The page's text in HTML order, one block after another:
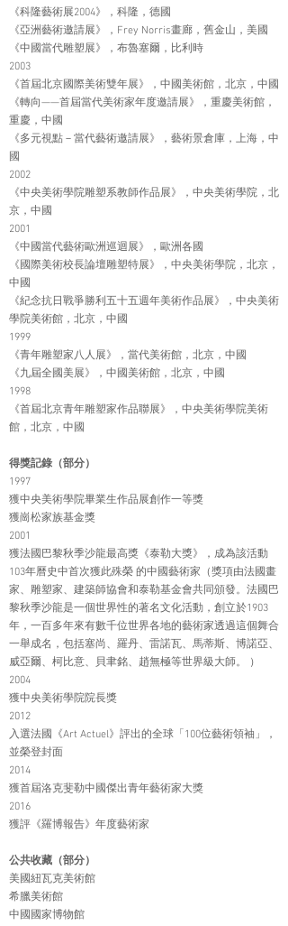
《科隆藝術展2004》，科隆，德國
《亞洲藝術邀請展》，Frey Norris畫廊，舊金山，美國
《中國當代雕塑展》，布魯塞爾，比利時
2003
《首屆北京國際美術雙年展》，中國美術館，北京，中國
《轉向——首屆當代美術家年度邀請展》，重慶美術館，
重慶，中國
《多元視點－當代藝術邀請展》，藝術景倉庫，上海，中
國
2002
《中央美術學院雕塑系教師作品展》，中央美術學院，北
京，中國
2001
《中國當代藝術歐洲巡迴展》，歐洲各國
《國際美術校長論壇雕塑特展》，中央美術學院，北京，
中國
《紀念抗日戰爭勝利五十五週年美術作品展》，中央美術
學院美術館，北京，中國
1999
《青年雕塑家八人展》，當代美術館，北京，中國
《九屆全國美展》，中國美術館，北京，中國
1998
《首屆北京青年雕塑家作品聯展》，中央美術學院美術
館，北京，中國
得獎記錄（部分）
1997
獲中央美術學院畢業生作品展創作一等獎
獲崗松家族基金獎
2001
獲法國巴黎秋季沙龍最高獎《泰勒大獎》，成為該活動
103年曆史中首次獲此殊榮 的中國藝術家（獎項由法國畫
家、雕塑家、建築師協會和泰勒基金會共同頒發。法國巴
黎秋季沙龍是一個世界性的著名文化活動，創立於1903
年，一百多年來有數千位世界各地的藝術家透過這個舞合
一舉成名，包括塞尚、羅丹、雷諾瓦、馬蒂斯、博諾亞、
威亞爾、柯比意、貝聿銘、趙無極等世界級大師。 ）
2004
獲中央美術學院院長獎
2012
入選法國《Art Actuel》評出的全球「100位藝術領袖」，
並榮登封面
2014
獲首屆洛克斐勒中國傑出青年藝術家大獎
2016
獲評《羅博報告》年度藝術家
公共收藏（部分）
美國紐瓦克美術館
希臘美術館
中國國家博物館